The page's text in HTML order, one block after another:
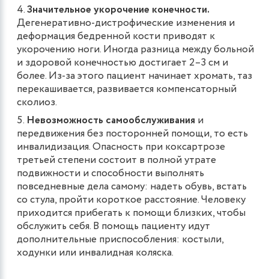
Значительное укорочение конечности.
Дегенеративно-дистрофические изменения и
деформация бедренной кости приводят к
укорочению ноги. Иногда разница между больной
и здоровой конечностью достигает 2–3 см и
более. Из-за этого пациент начинает хромать, таз
перекашивается, развивается компенсаторный
сколиоз.
Невозможность самообслуживания и
передвижения без посторонней помощи, то есть
инвалидизация. Опасность при коксартрозе
третьей степени состоит в полной утрате
подвижности и способности выполнять
повседневные дела самому: надеть обувь, встать
со стула, пройти короткое расстояние. Человеку
приходится прибегать к помощи близких, чтобы
обслужить себя. В помощь пациенту идут
дополнительные приспособления: костыли,
ходунки или инвалидная коляска.